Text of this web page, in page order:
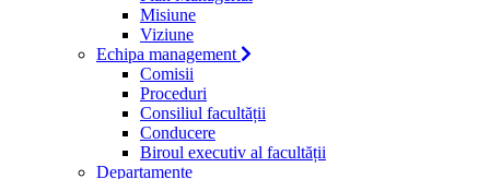
Misiune
Viziune
Echipa management
Comisii
Proceduri
Consiliul facultății
Conducere
Biroul executiv al facultății
Departamente